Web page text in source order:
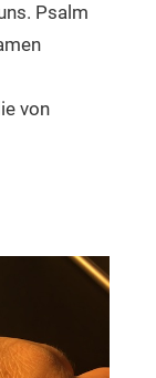
Psalm
von